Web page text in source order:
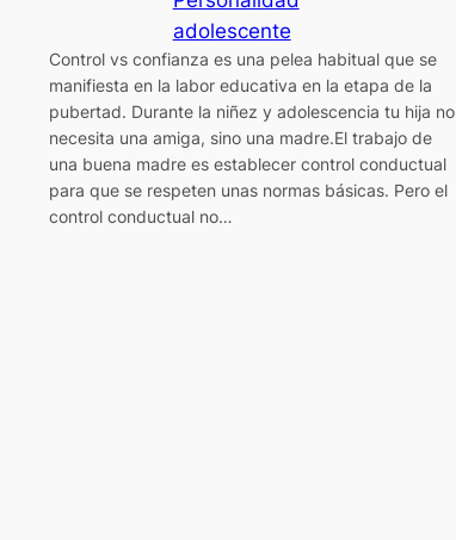
adolescente
Control vs confianza es una pelea habitual que se
manifiesta en la labor educativa en la etapa de la
pubertad. Durante la niñez y adolescencia tu hija no
necesita una amiga, sino una madre.El trabajo de
una buena madre es establecer control conductual
para que se respeten unas normas básicas. Pero el
control conductual no…